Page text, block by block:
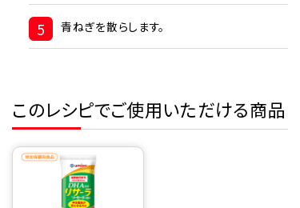
5 青ねぎを散らします。
このレシピでご使用いただける商品